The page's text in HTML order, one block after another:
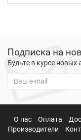
Подписка на
Будьте в курсе новых
О нас Оплата
Производители